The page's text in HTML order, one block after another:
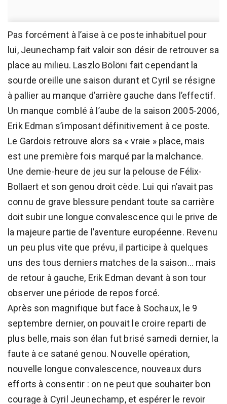
Pas forcément à l’aise à ce poste inhabituel pour
lui, Jeunechamp fait valoir son désir de retrouver sa
place au milieu. Laszlo Bölöni fait cependant la
sourde oreille une saison durant et Cyril se résigne
à pallier au manque d’arrière gauche dans l’effectif.
Un manque comblé à l’aube de la saison 2005-2006,
Erik Edman s’imposant définitivement à ce poste.
Le Gardois retrouve alors sa « vraie » place, mais
est une première fois marqué par la malchance.
Une demie-heure de jeu sur la pelouse de Félix-
Bollaert et son genou droit cède. Lui qui n’avait pas
connu de grave blessure pendant toute sa carrière
doit subir une longue convalescence qui le prive de
la majeure partie de l’aventure européenne. Revenu
un peu plus vite que prévu, il participe à quelques
uns des tous derniers matches de la saison... mais
de retour à gauche, Erik Edman devant à son tour
observer une période de repos forcé.
Après son magnifique but face à Sochaux, le 9
septembre dernier, on pouvait le croire reparti de
plus belle, mais son élan fut brisé samedi dernier, la
faute à ce satané genou. Nouvelle opération,
nouvelle longue convalescence, nouveaux durs
efforts à consentir : on ne peut que souhaiter bon
courage à Cyril Jeunechamp, et espérer le revoir